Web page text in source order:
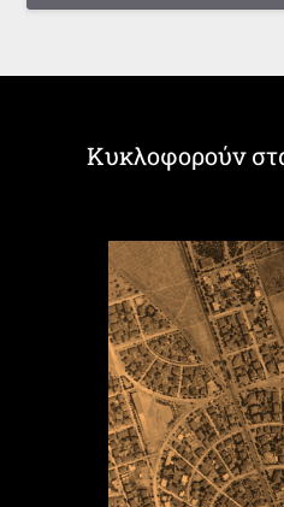
Κυκλοφορούν